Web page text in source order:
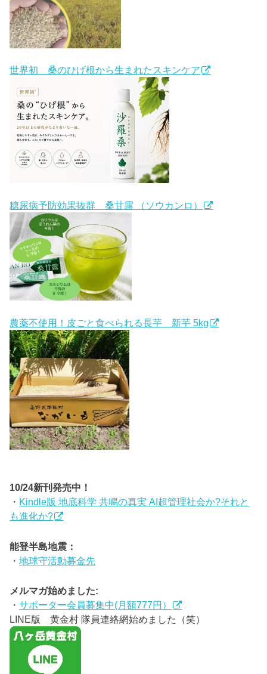
世界初 桑のひげ根から生まれたスキンケア
糖尿病予防効果抜群 桑甘露 （ソウカンロ）
農薬不使用！皮ごと食べられる長芋 新芋 5kg
10/24新刊発売中！
・ Kindle版 地底科学 共鳴の真実 AI超管理社会か?それと
も進化か?
能登半島地震：
・地球守活動募金先
メルマガ始めました:
・サポーター会員募集中(月額777円）
LINE版 黄金村 隊員連絡網始めました（笑）